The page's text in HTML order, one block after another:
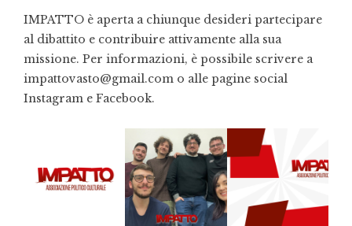
IMPATTO è aperta a chiunque desideri partecipare
al dibattito e contribuire attivamente alla sua
missione. Per informazioni, è possibile scrivere a
impattovasto@gmail.com o alle pagine social
Instagram e Facebook.